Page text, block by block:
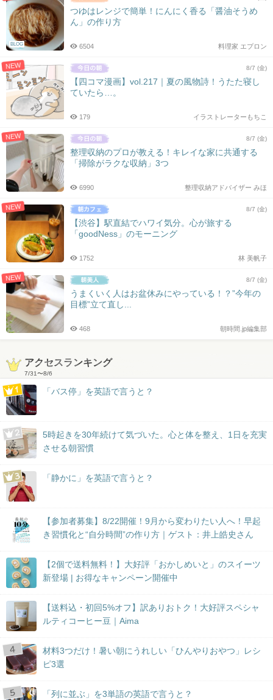
BLOG
つゆはレンジで簡単！にんにく香る「醤油そうめ
ん」の作り方
料理家 エプロン
6504
NEW 8/7 (金)
【四コマ漫画】vol.217｜夏の風物詩！うたた寝し
ていたら…。
イラストレーターもちこ
179
NEW 8/7 (金)
整理収納のプロが教える！キレイな家に共通する
「掃除がラクな収納」3つ
整理収納アドバイザー みほ
6990
NEW 8/7 (金)
【渋谷】駅直結でハワイ気分。心が旅する
「goodNess」のモーニング
林 美帆子
1752
NEW 8/7 (金)
うまくいく人はお盆休みにやっている！？”今年の
目標”立て直し...
朝時間.jp編集部
468
アクセスランキング
7/31〜8/6
「バス停」を英語で言うと？
5時起きを30年続けて気づいた。心と体を整え、1日を充実
させる朝習慣
「静かに」を英語で言うと？
【参加者募集】8/22開催！9月から変わりたい人へ！早起
き習慣化と“自分時間”の作り方｜ゲスト：井上皓史さん
【2個で送料無料！】大好評「おかしめいと」のスイーツ
新登場 | お得なキャンペーン開催中
【送料込・初回5%オフ】訳ありおトク！大好評スペシャ
ルティコーヒー豆｜Aima
材料3つだけ！暑い朝にうれしい「ひんやりおやつ」レシ
ピ3選
「列に並ぶ」を3単語の英語で言うと？